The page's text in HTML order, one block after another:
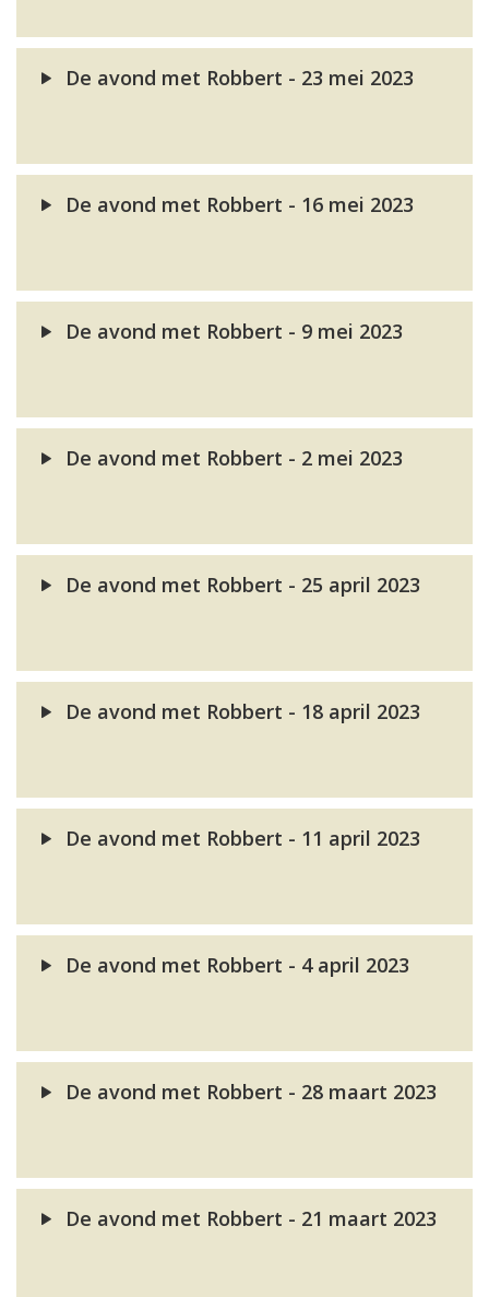
De avond met Robbert - 23 mei 2023
De avond met Robbert - 16 mei 2023
De avond met Robbert - 9 mei 2023
De avond met Robbert - 2 mei 2023
De avond met Robbert - 25 april 2023
De avond met Robbert - 18 april 2023
De avond met Robbert - 11 april 2023
De avond met Robbert - 4 april 2023
De avond met Robbert - 28 maart 2023
De avond met Robbert - 21 maart 2023